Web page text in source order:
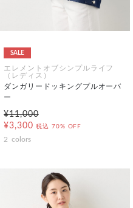
SALE
エレメントオブシンプルライフ
（レディス）
ダンガリードッキングプルオーバ
ー
¥11,000
¥3,300 税込 70% OFF
2 colors